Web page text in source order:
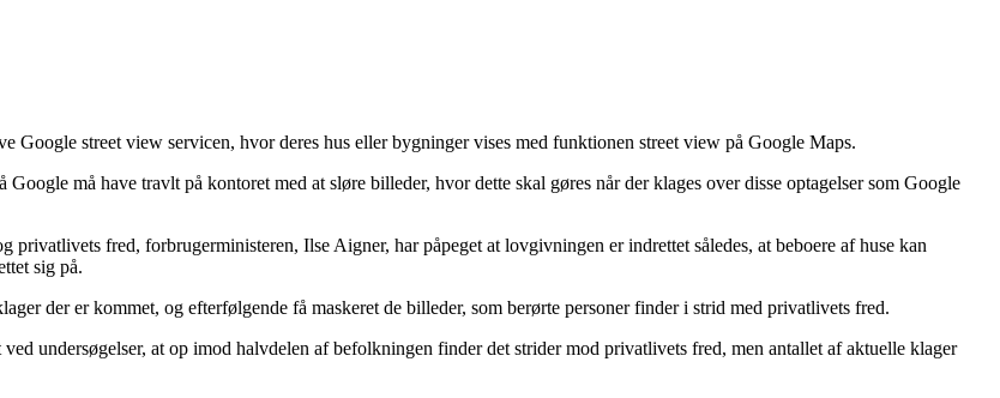
Google street view servicen, hvor deres hus eller bygninger vises med funktionen street view på Google Maps.
må have travlt på kontoret med at sløre billeder, hvor dette skal gøres når der klages over disse optagelser som Google
fred, forbrugerministeren, Ilse Aigner, har påpeget at lovgivningen er indrettet således, at beboere af huse kan
sig på.
der er kommet, og efterfølgende få maskeret de billeder, som berørte personer finder i strid med privatlivets fred.
undersøgelser, at op imod halvdelen af befolkningen finder det strider mod privatlivets fred, men antallet af aktuelle klager